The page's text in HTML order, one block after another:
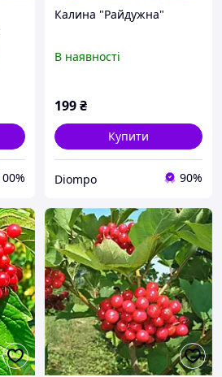
Калина "Райдужна"
В наявності
199₴
Купити
Diompo 90%